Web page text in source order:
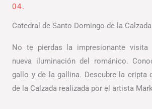
04.
Catedral de Santo Domingo de la Calzada
No te pierdas la impresionante visita
nueva iluminación del románico.
gallo y de la gallina. Descubre la cripta
de la Calzada realizada por el artista